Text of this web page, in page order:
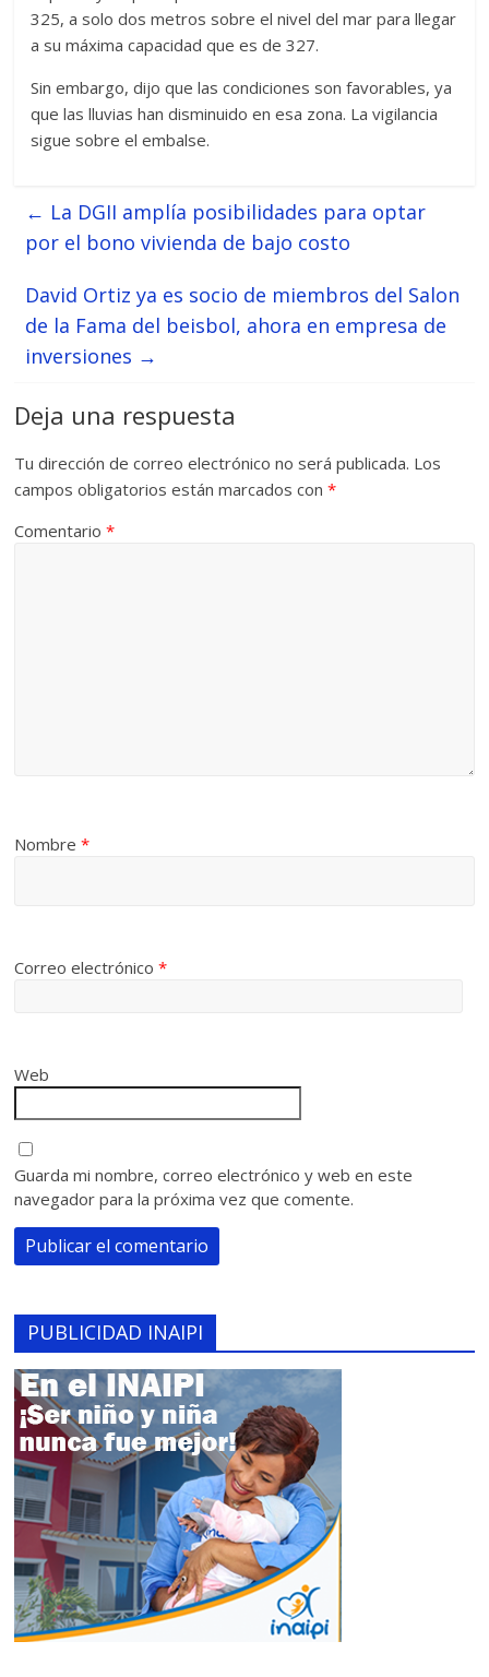
325, a solo dos metros sobre el nivel del mar para llegar
a su máxima capacidad que es de 327.
Sin embargo, dijo que las condiciones son favorables, ya
que las lluvias han disminuido en esa zona. La vigilancia
sigue sobre el embalse.
← La DGII amplía posibilidades para optar
por el bono vivienda de bajo costo
David Ortiz ya es socio de miembros del Salon
de la Fama del beisbol, ahora en empresa de
inversiones →
Deja una respuesta
Tu dirección de correo electrónico no será publicada. Los
campos obligatorios están marcados con*
Comentario*
Nombre*
Correo electrónico*
Web
Guarda mi nombre, correo electrónico y web en este
navegador para la próxima vez que comente.
PUBLICIDAD INAIPI